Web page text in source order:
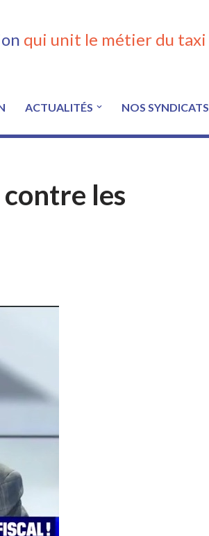
qui unit le métier du taxi
ACTUALITÉS NOS SYNDICATS
contre les